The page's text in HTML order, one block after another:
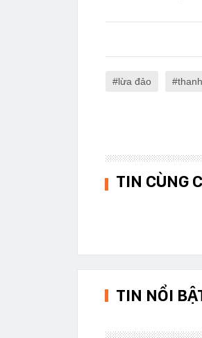
lừa đảo
TIN CÙNG
TIN NỔI